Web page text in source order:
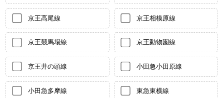
京王高尾線 京王相模原線
京王競馬場線 京王動物園線
京王井の頭線 小田急小田原線
小田急多摩線 東急東横線